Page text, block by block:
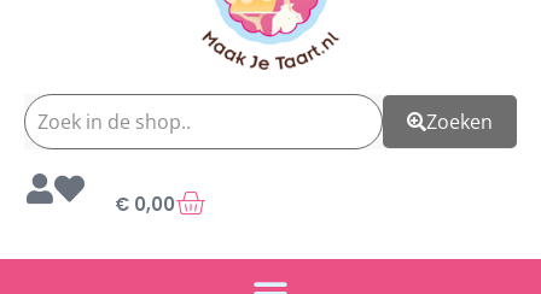
Zoeken
€ 0,00